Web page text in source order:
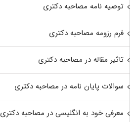
توصیه نامه مصاحبه دکتری
فرم رزومه مصاحبه دکتری
تاثیر مقاله در مصاحبه دکتری
سوالات پایان نامه در مصاحبه دکتری
معرفی خود به انگلیسی در مصاحبه دکتری